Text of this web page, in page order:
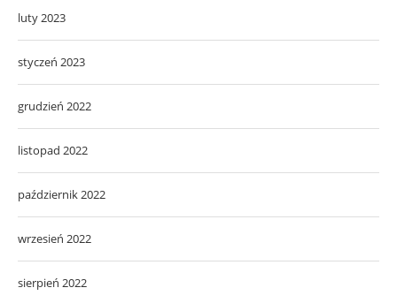
luty 2023
styczeń 2023
grudzień 2022
listopad 2022
październik 2022
wrzesień 2022
sierpień 2022